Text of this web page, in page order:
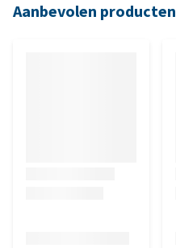
Aanbevolen producten